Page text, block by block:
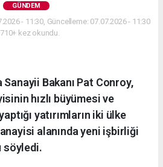
GÜNDEM
- 11:30, Güncelleme: 07.07.2026 - 11:30
kez okundu.
Bakanı Pat Conroy,
hızlı büyümesi ve
yatırımların iki ülke
alanında yeni işbirliği
söyledi.